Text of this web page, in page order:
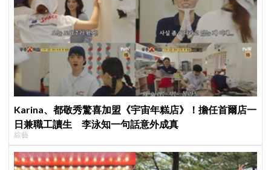
Karina、都敬秀驚喜加盟《宇宙年糕店》！擔任首爾店一
日兼職工讀生 李泳知一句話意外成真
綜藝